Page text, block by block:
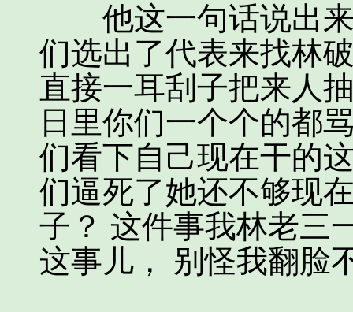
他这一句话说出来
们选出了代表来找林
直接一耳刮子把来人
日里你们一个个的都
们看下自己现在干的
们逼死了她还不够现
子？ 这件事我林老三
这事儿， 别怪我翻脸